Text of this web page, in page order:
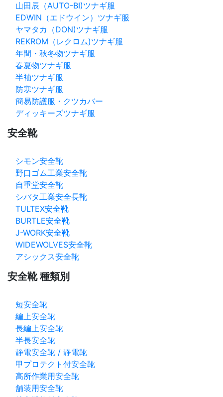
山田辰（AUTO-BI)ツナギ服
EDWIN（エドウイン）ツナギ服
ヤマタカ（DON)ツナギ服
REKROM（レクロム)ツナギ服
年間・秋冬物ツナギ服
春夏物ツナギ服
半袖ツナギ服
防寒ツナギ服
簡易防護服・クツカバー
ディッキーズツナギ服
安全靴
シモン安全靴
野口ゴム工業安全靴
自重堂安全靴
シバタ工業安全長靴
TULTEX安全靴
BURTLE安全靴
J-WORK安全靴
WIDEWOLVES安全靴
アシックス安全靴
安全靴 種類別
短安全靴
編上安全靴
長編上安全靴
半長安全靴
静電安全靴 / 静電靴
甲プロテクト付安全靴
高所作業用安全靴
舗装用安全靴